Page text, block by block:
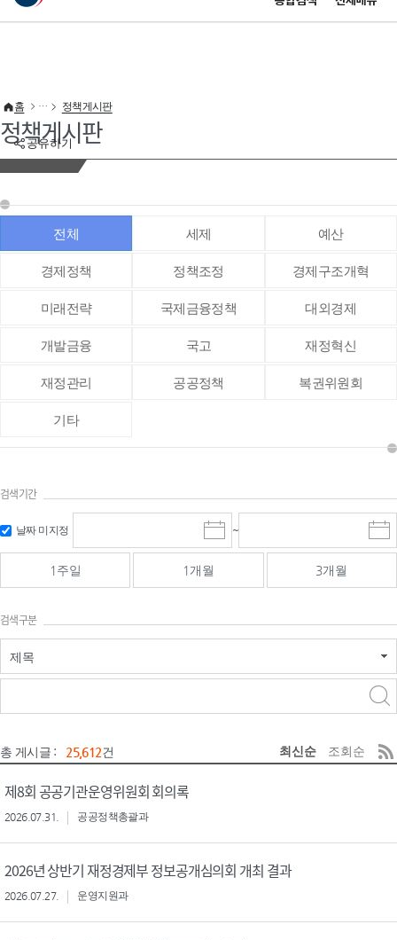
이 누리집은 대한민국 공식 전자정부 누리집입니다.
공유하기
홈 정책게시판
정책게시판
전체 세제 예산
경제정책 정책조정 경제구조개혁
미래전략 국제금융정책 대외경제
개발금융 국고 재정혁신
재정관리 공공정책 복권위원회
기타
검색기간
날짜 미지정
시
작
일
선
~
종
료
선
1주일 1개월 3개월
검색구분
제목
총 게시글 : 25,612건 최신순 조회순
제8회 공공기관운영위원회 회의록
2026.07.31. 공공정책총괄과
2026년 상반기 재정경제부 정보공개심의회 개최 결과
2026.07.27. 운영지원과